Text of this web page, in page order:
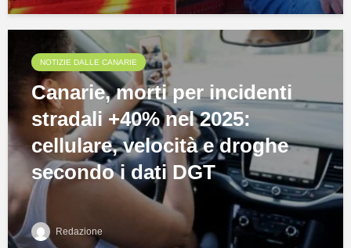
NOTIZIE DALLE CANARIE
Canarie, morti per incidenti
stradali +40% nel 2025:
cellulare, velocità e droghe
secondo i dati DGT
Redazione